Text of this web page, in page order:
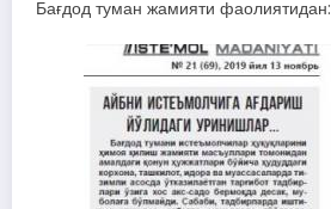
Бағдод туман жамияти фаолиятидан: